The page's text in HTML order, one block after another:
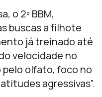
o 2º BBM,
buscas a filhote
já treinado até
velocidade no
olfato, foco no
agressivas”.